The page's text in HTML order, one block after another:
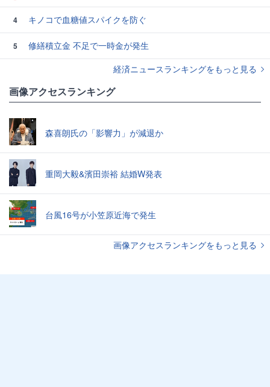
4 キノコで血糖値スパイクを防ぐ
5
修繕積立金 不足で一時金が発生
経済ニュースランキングをもっと見る
画像アクセスランキング
森喜朗氏の「影響力」が減退か
重岡大毅&濱田崇裕 結婚W発表
台風16号が小笠原近海で発生
画像アクセスランキングをもっと見る